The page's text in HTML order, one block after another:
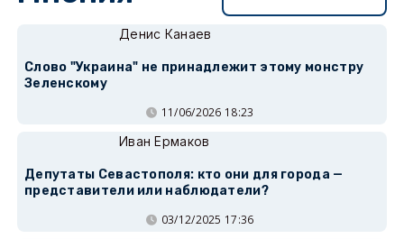
Денис Канаев
Слово "Украина" не принадлежит этому монстру
Зеленскому
11/06/2026 18:23
Иван Ермаков
Депутаты Севастополя: кто они для города —
представители или наблюдатели?
03/12/2025 17:36